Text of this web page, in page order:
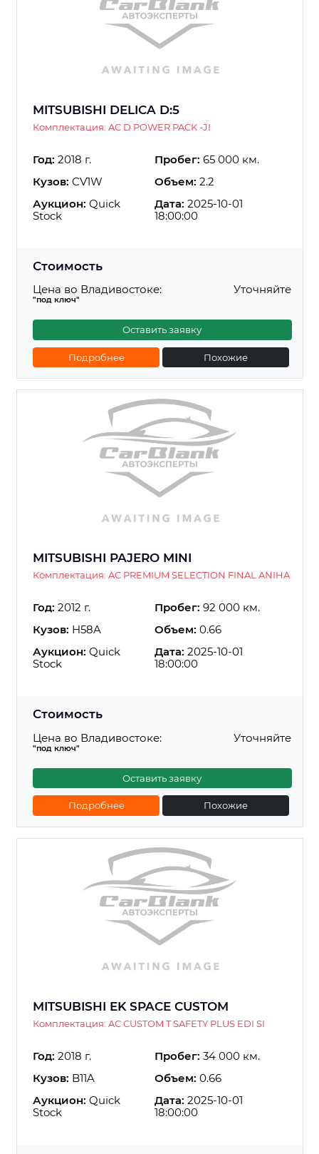
MITSUBISHI DELICA D:5
Комплектация: AC D POWER PACK -JI
Год: 2018 г. Пробег: 65 000 км.
Кузов: CV1W Объем: 2.2
Аукцион: Quick
Stock
Дата: 2025-10-01
18:00:00
Стоимость
Цена во Владивостоке:
"под ключ"
Уточняйте
Оставить заявку
Подробнее Похожие
MITSUBISHI PAJERO MINI
Комплектация: AC PREMIUM SELECTION FINAL ANIHA
Год: 2012 г. Пробег: 92 000 км.
Кузов: H58A Объем: 0.66
Аукцион: Quick
Stock
Дата: 2025-10-01
18:00:00
Стоимость
Цена во Владивостоке:
"под ключ"
Уточняйте
Оставить заявку
Подробнее Похожие
MITSUBISHI EK SPACE CUSTOM
Комплектация: AC CUSTOM T SAFETY PLUS EDI SI
Год: 2018 г. Пробег: 34 000 км.
Кузов: B11A Объем: 0.66
Аукцион: Quick
Stock
Дата: 2025-10-01
18:00:00